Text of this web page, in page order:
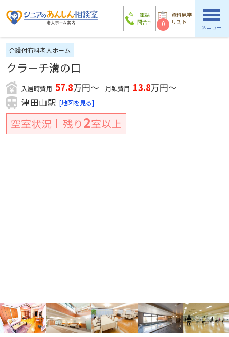
電話
問合せ
資料見学
リスト
0 メニュー
介護付有料老人ホーム
クラーチ溝の口
入居時費用 57.8万円～ 月額費用 13.8万円～
津田山駅 [地図を見る]
空室状況 残り2室以上